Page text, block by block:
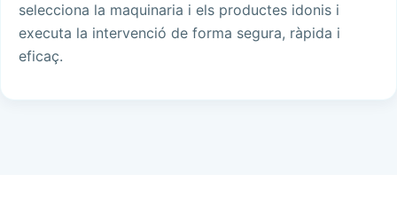
selecciona la maquinaria i els productes idonis i
executa la intervenció de forma segura, ràpida i
eficaç.